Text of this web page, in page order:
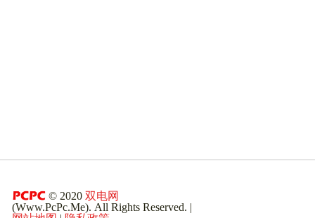
© 2020 双电网
(Www.PcPc.Me). All Rights Reserved. |